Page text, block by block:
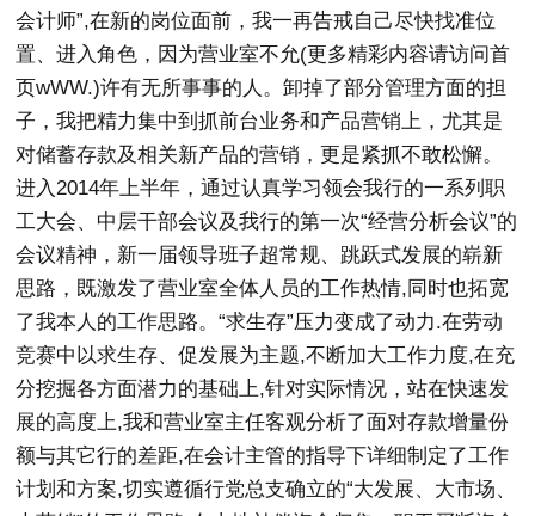
会计师”,在新的岗位面前，我一再告戒自己尽快找准位
置、进入角色，因为营业室不允(更多精彩内容请访问首
页wWW.)许有无所事事的人。卸掉了部分管理方面的担
子，我把精力集中到抓前台业务和产品营销上，尤其是
对储蓄存款及相关新产品的营销，更是紧抓不敢松懈。
进入2014年上半年，通过认真学习领会我行的一系列职
工大会、中层干部会议及我行的第一次“经营分析会议”的
会议精神，新一届领导班子超常规、跳跃式发展的崭新
思路，既激发了营业室全体人员的工作热情,同时也拓宽
了我本人的工作思路。“求生存”压力变成了动力.在劳动
竞赛中以求生存、促发展为主题,不断加大工作力度,在充
分挖掘各方面潜力的基础上,针对实际情况，站在快速发
展的高度上,我和营业室主任客观分析了面对存款增量份
额与其它行的差距,在会计主管的指导下详细制定了工作
计划和方案,切实遵循行党总支确立的“大发展、大市场、